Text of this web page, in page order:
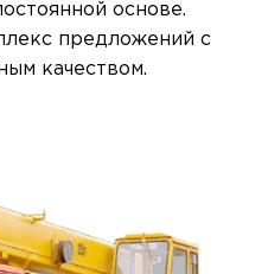
основе.
предложений с
качеством.